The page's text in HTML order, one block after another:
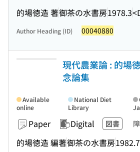
的場徳造 著御茶の水書房1978.3
Author Heading (ID) 00040880
現代農業論 : 的場
念論集
Paper Digital 図書
的場徳造 編著御茶の水書房1982.7
Available
online
National Diet
Library